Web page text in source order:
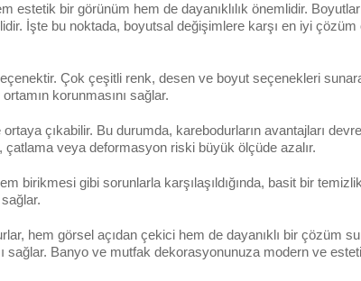
bir görünüm hem de dayanıklılık önemlidir. Boyutları
İşte bu noktada, boyutsal değişimlere karşı en iyi
Çok çeşitli renk, desen ve boyut seçenekleri
korunmasını sağlar.
çıkabilir. Bu durumda, karebodurların avantajları
çatlama veya deformasyon riski büyük ölçüde azalır.
birikmesi gibi sorunlarla karşılaşıldığında, basit bir
hem görsel açıdan çekici hem de dayanıklı bir çözüm
sağlar. Banyo ve mutfak dekorasyonunuza modern ve